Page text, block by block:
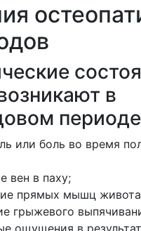
в
или боль во время
вен в паху;
прямых мышц
грыжевого
ощущения в